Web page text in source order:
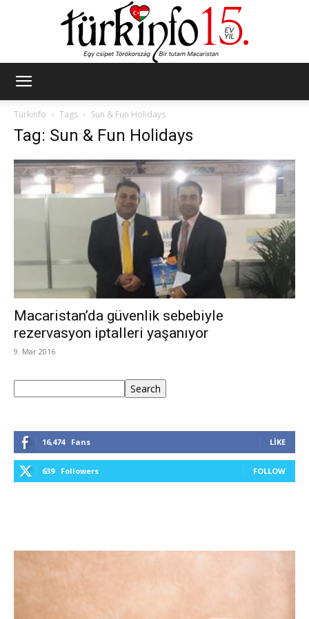
Türkinfo
Tags Sun & Fun Holidays
Tag: Sun & Fun Holidays
Macaristan’da güvenlik sebebiyle
rezervasyon iptalleri yaşanıyor
9. Mar 2016
Search
16,474 Fans LIKE
639 Followers FOLLOW